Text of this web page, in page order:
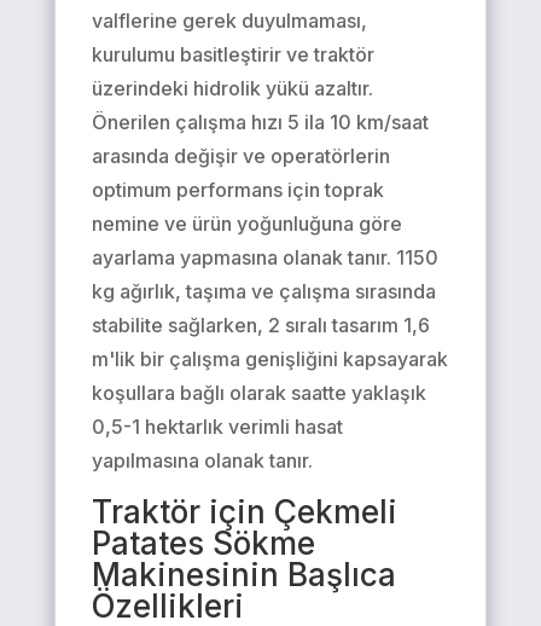
valflerine gerek duyulmaması,
kurulumu basitleştirir ve traktör
üzerindeki hidrolik yükü azaltır.
Önerilen çalışma hızı 5 ila 10 km/saat
arasında değişir ve operatörlerin
optimum performans için toprak
nemine ve ürün yoğunluğuna göre
ayarlama yapmasına olanak tanır. 1150
kg ağırlık, taşıma ve çalışma sırasında
stabilite sağlarken, 2 sıralı tasarım 1,6
m'lik bir çalışma genişliğini kapsayarak
koşullara bağlı olarak saatte yaklaşık
0,5-1 hektarlık verimli hasat
yapılmasına olanak tanır.
Traktör için Çekmeli
Patates Sökme
Makinesinin Başlıca
Özellikleri